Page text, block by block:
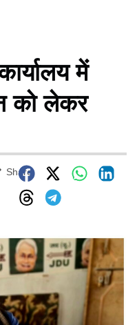
में
को लेकर
Share